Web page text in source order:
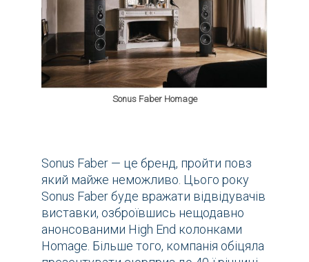
Sonus Faber Homage
Sonus Faber — це бренд, пройти повз
який майже неможливо. Цього року
Sonus Faber буде вражати відвідувачів
виставки, озброївшись нещодавно
анонсованими High End колонками
Homage. Більше того, компанія обіцяла